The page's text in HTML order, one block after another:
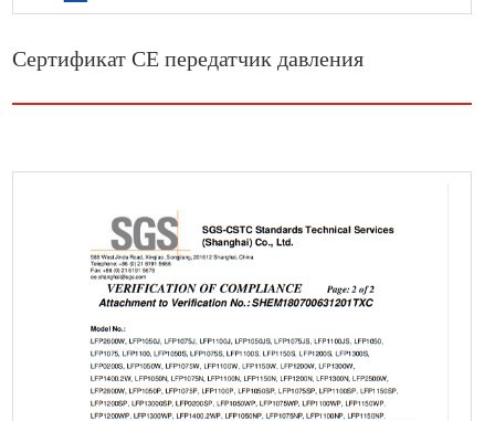
Сертификат CE передатчик давления